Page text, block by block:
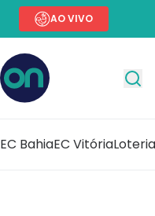
AO VIVO
EC BahiaEC Vitória